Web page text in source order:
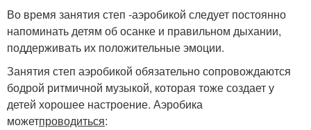
Во время занятия степ -аэробикой следует постоянно
напоминать детям об осанке и правильном дыхании,
поддерживать их положительные эмоции.
Занятия степ аэробикой обязательно сопровождаются
бодрой ритмичной музыкой, которая тоже создает у
детей хорошее настроение. Аэробика
можетпроводиться: